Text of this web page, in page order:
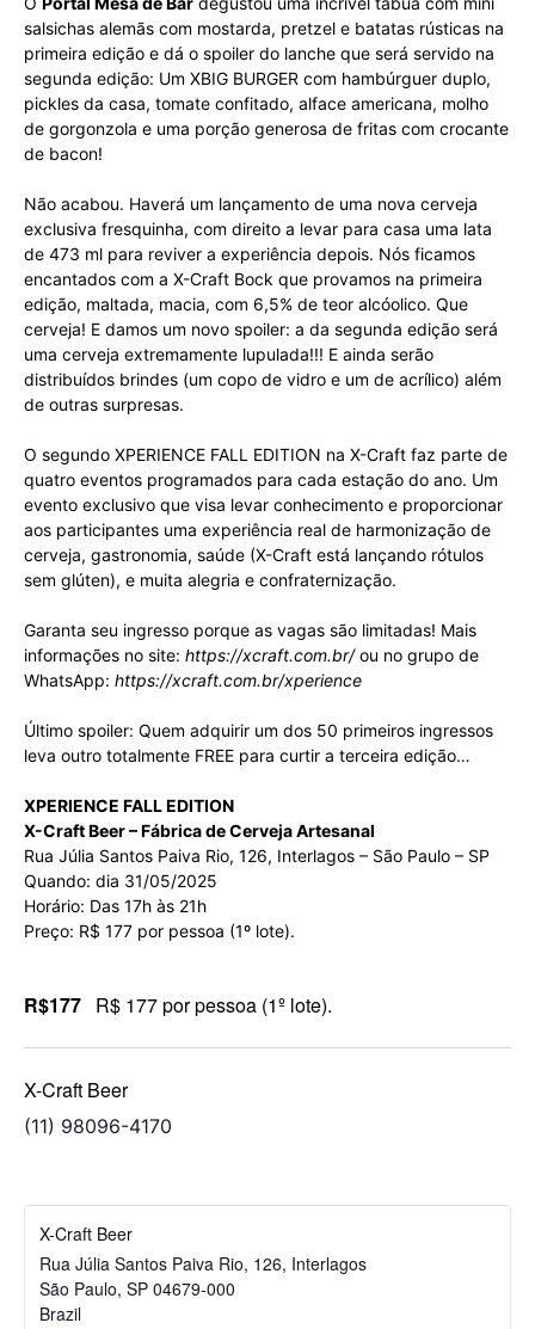
salsichas alemãs com mostarda, pretzel e batatas rústicas na
primeira edição e dá o spoiler do lanche que será servido na
segunda edição: Um XBIG BURGER com hambúrguer duplo,
pickles da casa, tomate confitado, alface americana, molho
de gorgonzola e uma porção generosa de fritas com crocante
de bacon!
Não acabou. Haverá um lançamento de uma nova cerveja
exclusiva fresquinha, com direito a levar para casa uma lata
de 473 ml para reviver a experiência depois. Nós ficamos
encantados com a X-Craft Bock que provamos na primeira
edição, maltada, macia, com 6,5% de teor alcóolico. Que
cerveja! E damos um novo spoiler: a da segunda edição será
uma cerveja extremamente lupulada!!! E ainda serão
distribuídos brindes (um copo de vidro e um de acrílico) além
de outras surpresas.
O segundo XPERIENCE FALL EDITION na X-Craft faz parte de
quatro eventos programados para cada estação do ano. Um
evento exclusivo que visa levar conhecimento e proporcionar
aos participantes uma experiência real de harmonização de
cerveja, gastronomia, saúde (X-Craft está lançando rótulos
sem glúten), e muita alegria e confraternização.
Garanta seu ingresso porque as vagas são limitadas! Mais
informações no site: https://xcraft.com.br/ou no grupo de
WhatsApp: https://xcraft.com.br/xperience
Último spoiler: Quem adquirir um dos 50 primeiros ingressos
leva outro totalmente FREE para curtir a terceira edição…
XPERIENCE FALL EDITION
X-Craft Beer – Fábrica de Cerveja Artesanal
Rua Júlia Santos Paiva Rio, 126, Interlagos – São Paulo – SP
Quando: dia 31/05/2025
Horário: Das 17h às 21h
Preço: R$ 177 por pessoa (1º lote).
R$177 R$ 177 por pessoa (1º lote).
X-Craft Beer
(11) 98096-4170
X-Craft Beer
Rua Júlia Santos Paiva Rio, 126, Interlagos
São Paulo, SP 04679-000
Brazil